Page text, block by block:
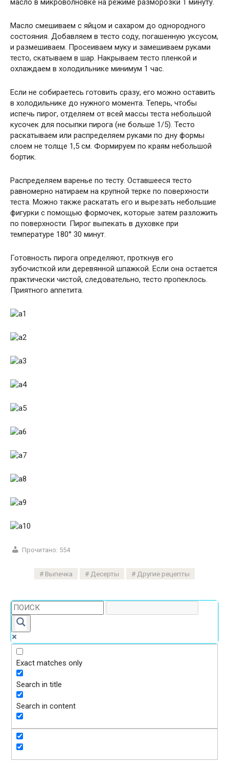
масло в микроволновке на режиме разморозки 1 минуту.
Масло смешиваем с яйцом и сахаром до однородного
состояния. Добавляем в тесто соду, погашенную уксусом,
и размешиваем. Просеиваем муку и замешиваем руками
тесто, скатываем в шар. Накрываем тесто пленкой и
охлаждаем в холодильнике минимум 1 час.
Если не собираетесь готовить сразу, его можно оставить
в холодильнике до нужного момента. Теперь, чтобы
испечь пирог, отделяем от всей массы теста небольшой
кусочек для посыпки пирога (не больше 1/5). Тесто
раскатываем или распределяем руками по дну формы
слоем не толще 1,5 см. Формируем по краям небольшой
бортик.
Распределяем варенье по тесту. Оставшееся тесто
равномерно натираем на крупной терке по поверхности
теста. Можно также раскатать его и вырезать небольшие
фигурки с помощью формочек, которые затем разложить
по поверхности. Пирог выпекать в духовке при
температуре 180° 30 минут.
Готовность пирога определяют, проткнув его
зубочисткой или деревянной шпажкой. Если она остается
практически чистой, следовательно, тесто пропеклось.
Приятного аппетита.
Прочитано: 554
Выпечка Десерты Другие рецепты
Exact matches only
Search in title
Search in content